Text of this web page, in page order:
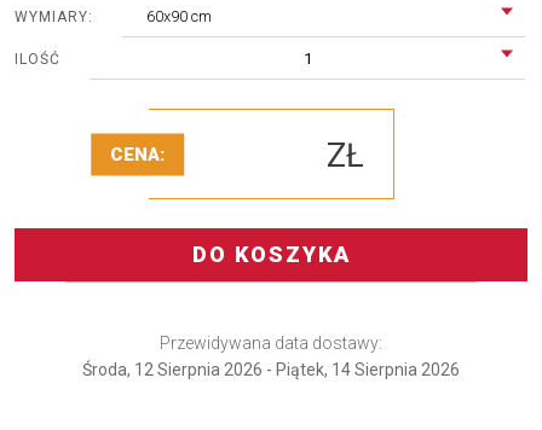
WYMIARY: 60x90 cm
ILOŚĆ 1
CENA: ZŁ
DO KOSZYKA
Przewidywana data dostawy:
Środa, 12 Sierpnia 2026 - Piątek, 14 Sierpnia 2026